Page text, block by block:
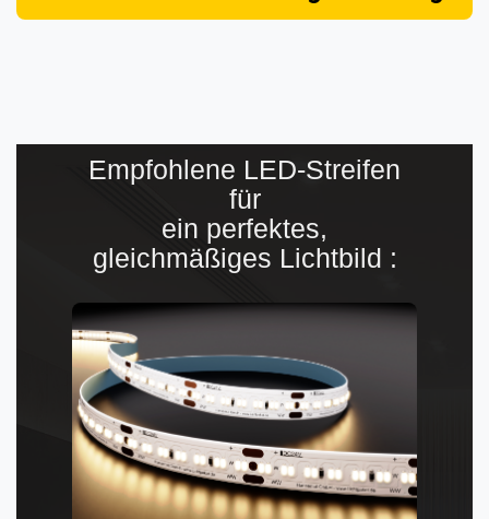
Empfohlene LED-Streifen
für
ein perfektes,
gleichmäßiges Lichtbild :